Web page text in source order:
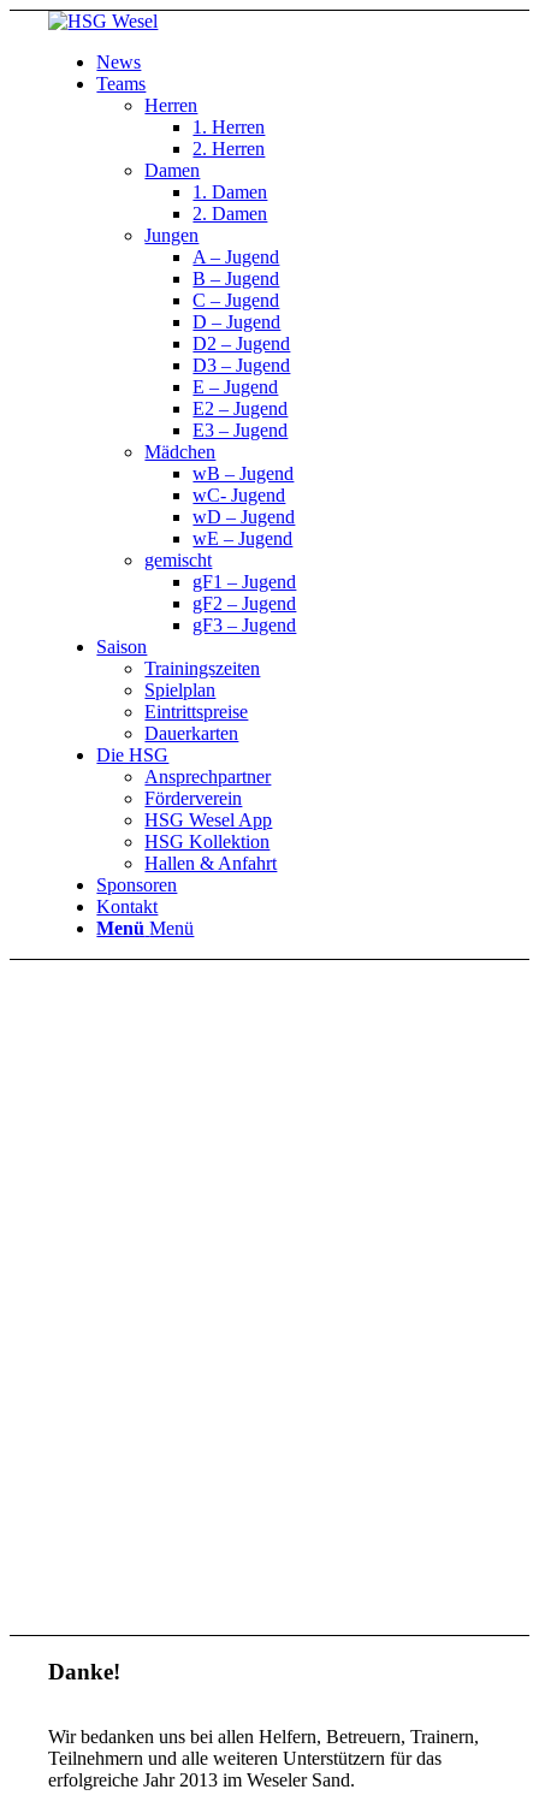
News
Teams
Herren
1. Herren
2. Herren
Damen
1. Damen
2. Damen
Jungen
A – Jugend
B – Jugend
C – Jugend
D – Jugend
D2 – Jugend
D3 – Jugend
E – Jugend
E2 – Jugend
E3 – Jugend
Mädchen
wB – Jugend
wC- Jugend
wD – Jugend
wE – Jugend
gemischt
gF1 – Jugend
gF2 – Jugend
gF3 – Jugend
Saison
Trainingszeiten
Spielplan
Eintrittspreise
Dauerkarten
Die HSG
Ansprechpartner
Förderverein
HSG Wesel App
HSG Kollektion
Hallen & Anfahrt
Sponsoren
Kontakt
Menü Menü
Danke!
Wir bedanken uns bei allen Helfern, Betreuern, Trainern,
Teilnehmern und alle weiteren Unterstützern für das
erfolgreiche Jahr 2013 im Weseler Sand.